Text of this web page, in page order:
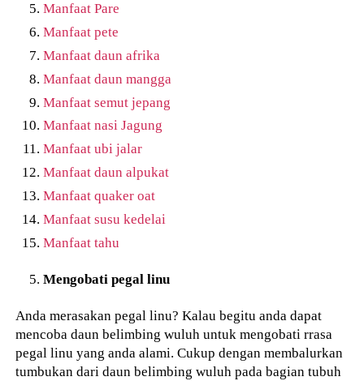
Manfaat Pare
Manfaat pete
Manfaat daun afrika
Manfaat daun mangga
Manfaat semut jepang
Manfaat nasi Jagung
Manfaat ubi jalar
Manfaat daun alpukat
Manfaat quaker oat
Manfaat susu kedelai
Manfaat tahu
Mengobati pegal linu
Anda merasakan pegal linu? Kalau begitu anda dapat
mencoba daun belimbing wuluh untuk mengobati rrasa
pegal linu yang anda alami. Cukup dengan membalurkan
tumbukan dari daun belimbing wuluh pada bagian tubuh